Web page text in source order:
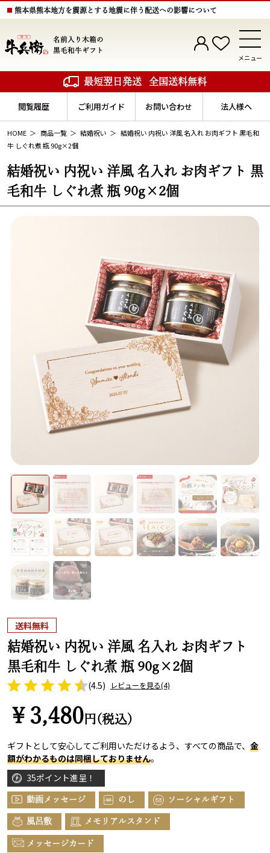
熊本県熊本地方を震源とする地震に伴う配送への影響について
名前入り木箱の
黒毛和牛ギフト
メニュー
最短翌日発送 全国送料無料
閲覧履歴 ご利用ガイド お問い合わせ 法人様へ
HOME 商品一覧 結婚祝い
結婚祝い 内祝い 洋風 名入れ お肉ギフト 黒毛和
牛 しぐれ煮 瓶 90g×2個
結婚祝い 内祝い 洋風 名入れ お肉ギフト 黒
毛和牛 しぐれ煮 瓶 90g×2個
送料無料
結婚祝い 内祝い 洋風 名入れ お肉ギフト
黒毛和牛 しぐれ煮 瓶 90g×2個
(4.5) レビューを見る(4)
￥3,480 円(税込)
ギフトとして安心してご利用いただけるよう、すべての商品で、 金
額がわかるものは同梱しておりません。
35ポイント進呈！
動画メッセージ のし ソーシャルギフト
風呂敷 メモリアルスタンド
メッセージカード